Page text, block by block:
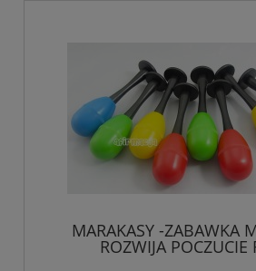
MARAKASY -ZABAWKA
ROZWIJA POCZUCIE